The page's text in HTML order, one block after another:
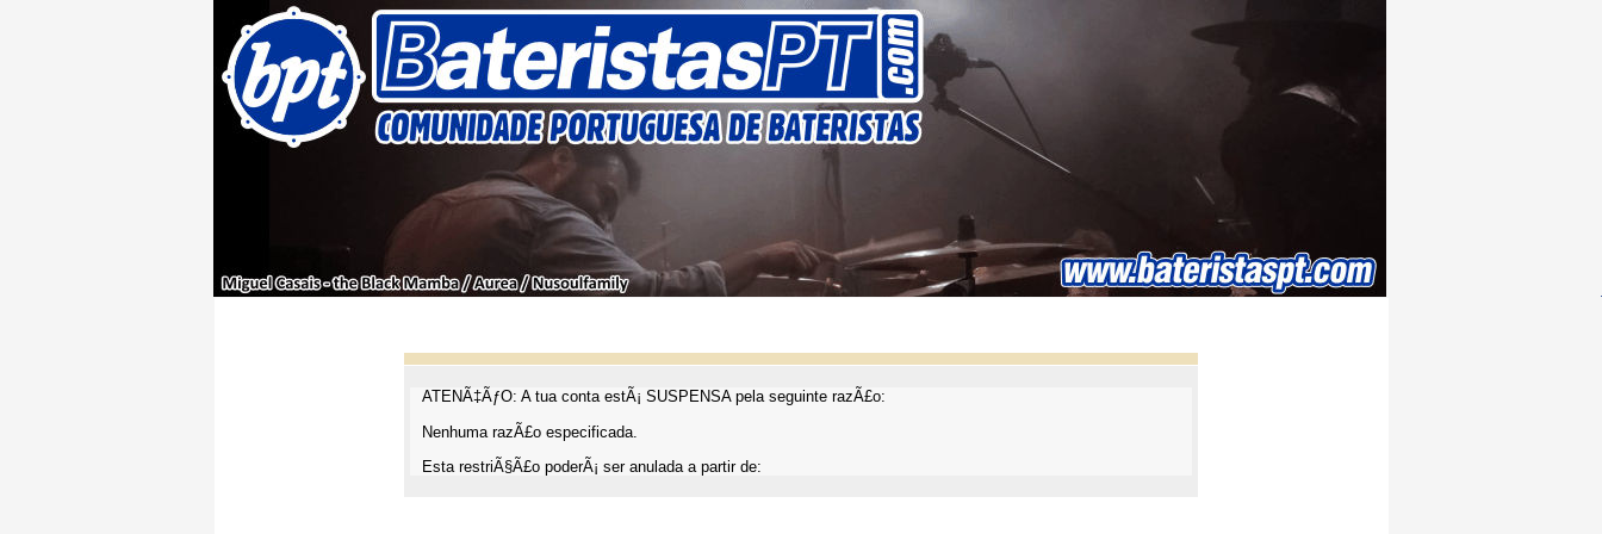
ATENÃ‡ÃƒO: A tua conta estÃ¡ SUSPENSA pela seguinte razÃ£o:
Nenhuma razÃ£o especificada.
Esta restriÃ§Ã£o poderÃ¡ ser anulada a partir de: